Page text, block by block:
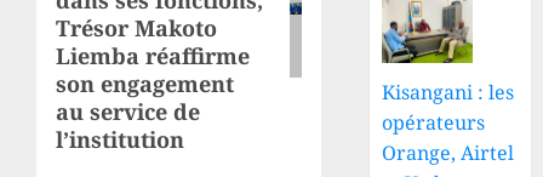
Trésor Makoto
Liemba réaffirme
son engagement
au service de
l’institution
Kisangani : les
opérateurs
Orange, Airtel